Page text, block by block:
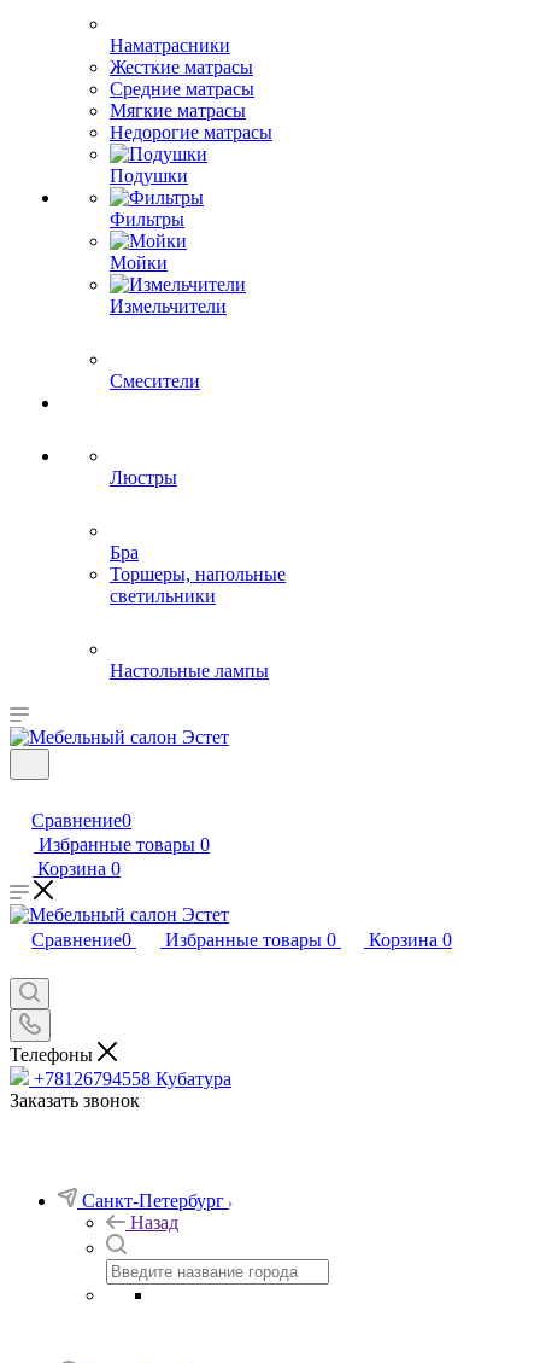
Наматрасники
Жесткие матрасы
Средние матрасы
Мягкие матрасы
Недорогие матрасы
Подушки
Фильтры
Мойки
Измельчители
Смесители
Люстры
Бра
Торшеры, напольные
светильники
Настольные лампы
Сравнение0
Избранные товары 0
Корзина 0
Сравнение0 Избранные товары 0 Корзина 0
Телефоны
+78126794558 Кубатура
Заказать звонок
Санкт-Петербург
Назад